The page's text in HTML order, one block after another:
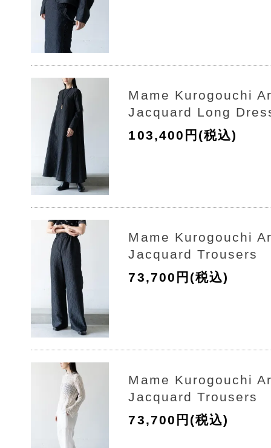
Mame Kurogouchi
Jacquard Long
103,400円(税込)
Mame Kurogouchi
Jacquard Trousers
73,700円(税込)
Mame Kurogouchi
Jacquard Trousers
73,700円(税込)